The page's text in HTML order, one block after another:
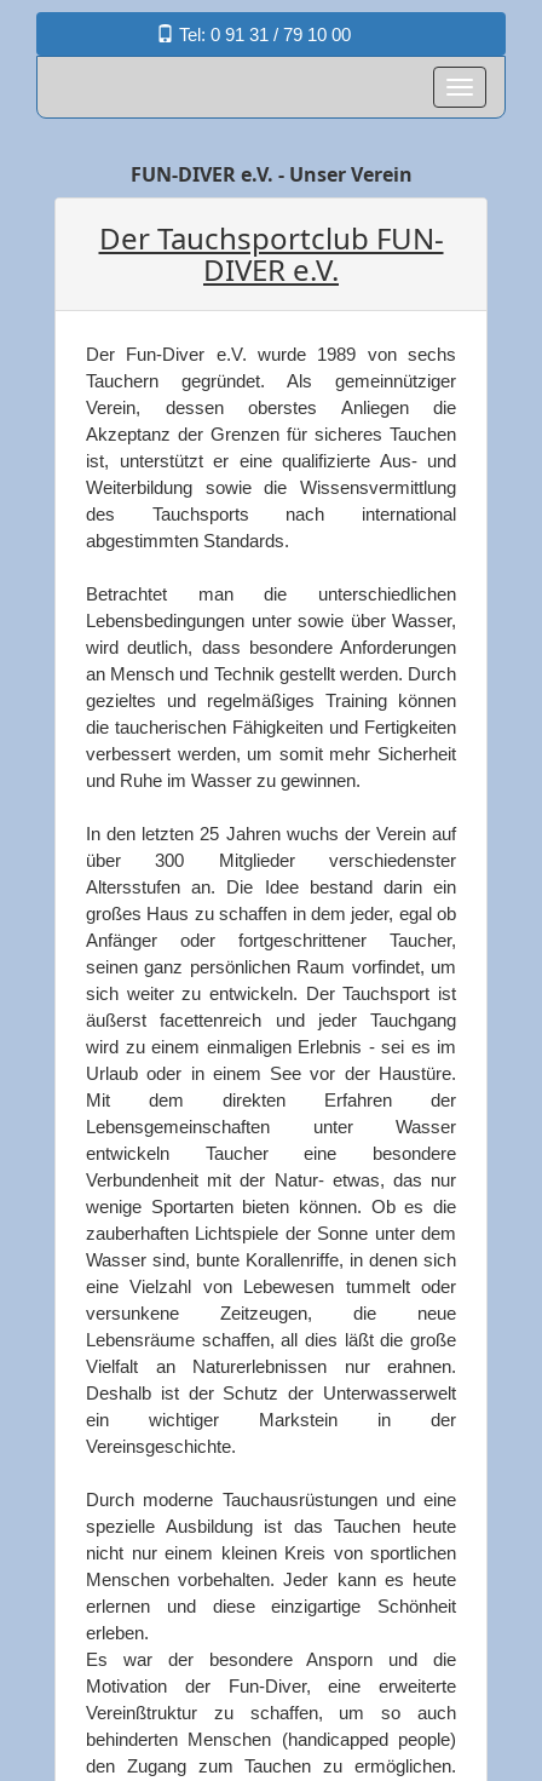
Tel: 0 91 31 / 79 10 00
FUN-DIVER e.V. - Unser Verein
Der Tauchsportclub FUN-
DIVER e.V.
Der Fun-Diver e.V. wurde 1989 von sechs
Tauchern gegründet. Als gemeinnütziger
Verein, dessen oberstes Anliegen die
Akzeptanz der Grenzen für sicheres Tauchen
ist, unterstützt er eine qualifizierte Aus- und
Weiterbildung sowie die Wissensvermittlung
des Tauchsports nach international
abgestimmten Standards.
Betrachtet man die unterschiedlichen
Lebensbedingungen unter sowie über Wasser,
wird deutlich, dass besondere Anforderungen
an Mensch und Technik gestellt werden. Durch
gezieltes und regelmäßiges Training können
die taucherischen Fähigkeiten und Fertigkeiten
verbessert werden, um somit mehr Sicherheit
und Ruhe im Wasser zu gewinnen.
In den letzten 25 Jahren wuchs der Verein auf
über 300 Mitglieder verschiedenster
Altersstufen an. Die Idee bestand darin ein
großes Haus zu schaffen in dem jeder, egal ob
Anfänger oder fortgeschrittener Taucher,
seinen ganz persönlichen Raum vorfindet, um
sich weiter zu entwickeln. Der Tauchsport ist
äußerst facettenreich und jeder Tauchgang
wird zu einem einmaligen Erlebnis - sei es im
Urlaub oder in einem See vor der Haustüre.
Mit dem direkten Erfahren der
Lebensgemeinschaften unter Wasser
entwickeln Taucher eine besondere
Verbundenheit mit der Natur- etwas, das nur
wenige Sportarten bieten können. Ob es die
zauberhaften Lichtspiele der Sonne unter dem
Wasser sind, bunte Korallenriffe, in denen sich
eine Vielzahl von Lebewesen tummelt oder
versunkene Zeitzeugen, die neue
Lebensräume schaffen, all dies läßt die große
Vielfalt an Naturerlebnissen nur erahnen.
Deshalb ist der Schutz der Unterwasserwelt
ein wichtiger Markstein in der
Vereinsgeschichte.
Durch moderne Tauchausrüstungen und eine
spezielle Ausbildung ist das Tauchen heute
nicht nur einem kleinen Kreis von sportlichen
Menschen vorbehalten. Jeder kann es heute
erlernen und diese einzigartige Schönheit
erleben.
Es war der besondere Ansporn und die
Motivation der Fun-Diver, eine erweiterte
Vereinßtruktur zu schaffen, um so auch
behinderten Menschen (handicapped people)
den Zugang zum Tauchen zu ermöglichen.